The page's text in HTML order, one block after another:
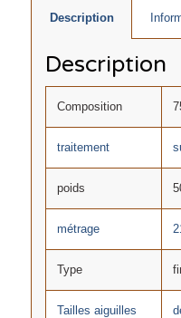
Description
Description
Composition
traitement
poids
métrage
Type
Tailles aiguilles